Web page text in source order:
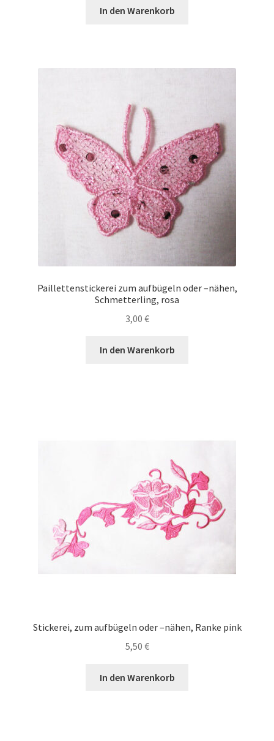
In den Warenkorb
Paillettenstickerei zum aufbügeln oder –nähen,
Schmetterling, rosa
3,00 €
In den Warenkorb
Stickerei, zum aufbügeln oder –nähen, Ranke pink
5,50 €
In den Warenkorb